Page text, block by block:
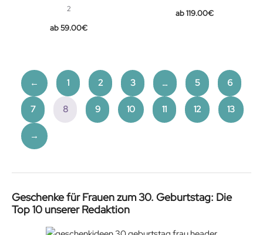
2
59.00€
119.00€
← 1 2 3 … 5 6
7 8 9 10 11 12 13
→
Geschenke für Frauen zum 30. Geburtstag: Die
Top 10 unserer Redaktion